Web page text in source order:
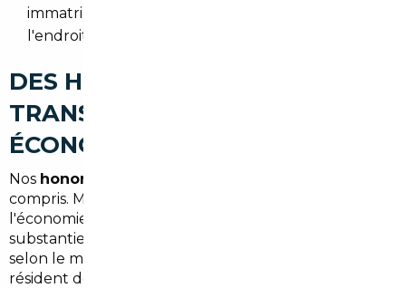
immatriculation française, remise des clés à
l'endroit de votre choix.
DES HONORAIRES
TRANSPARENTS, UNE
ÉCONOMIE RÉELLE
Nos honoraires démarrent à partir de 1 500 €
compris. Même en intégrant ce coût de service,
l'économie finale sur le prix du véhicule reste
substantielle — en moyenne entre
selon le modèle et le marché d'origine. Pour un
résident de Bois-d'Arcy qui investit dans un véhicule à